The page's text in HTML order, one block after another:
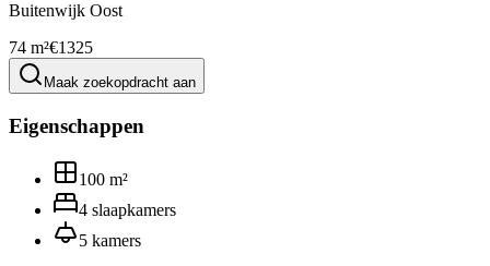
Buitenwijk Oost
74 m²€1325
Maak zoekopdracht aan
Eigenschappen
100 m²
4 slaapkamers
5 kamers